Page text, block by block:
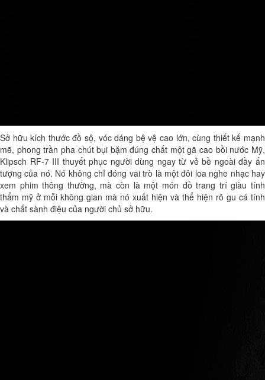
Sở hữu kích thước đồ sộ, vóc dáng bệ vệ cao lớn, cùng thiết kế mạnh
mẽ, phong trần pha chút bụi bặm đúng chất một gã cao bồi nước Mỹ,
Klipsch RF-7 III thuyết phục người dùng ngay từ vẻ bề ngoài đầy ấn
tượng của nó. Nó không chỉ đóng vai trò là một đôi loa nghe nhạc hay
xem phim thông thường, mà còn là một món đồ trang trí giàu tính
thẩm mỹ ở mỗi không gian mà nó xuất hiện và thể hiện rõ gu cá tính
và chất sành điệu của người chủ sở hữu.